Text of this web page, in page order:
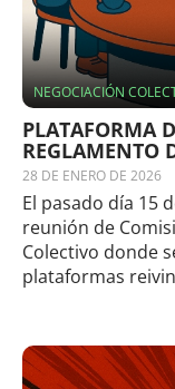
NEGOCIACIÓN
PLATAFORMA
REGLAMENTO
28 DE ENERO DE 2026
El pasado día 15
reunión de
Colectivo donde
plataformas